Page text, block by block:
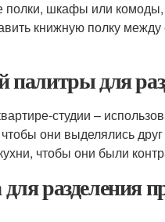
шкафы или комоды,
книжную полку между
палитры для
студии –
они выделялись
чтобы они были
разделения